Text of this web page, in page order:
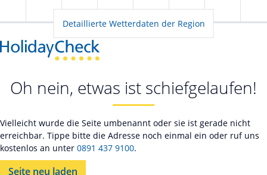
Detaillierte Wetterdaten der Region
Oh nein, etwas ist schiefgelaufen!
Vielleicht wurde die Seite umbenannt oder sie ist gerade nicht
erreichbar. Tippe bitte die Adresse noch einmal ein oder ruf uns
kostenlos an unter 0891 437 9100.
Seite neu laden